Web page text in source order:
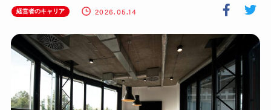
経営者のキャリア 2026.05.14